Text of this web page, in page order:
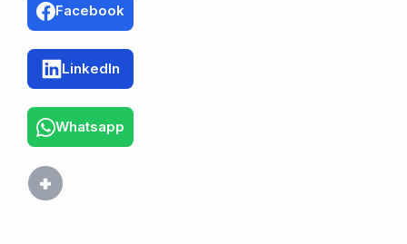
Facebook
LinkedIn
Whatsapp